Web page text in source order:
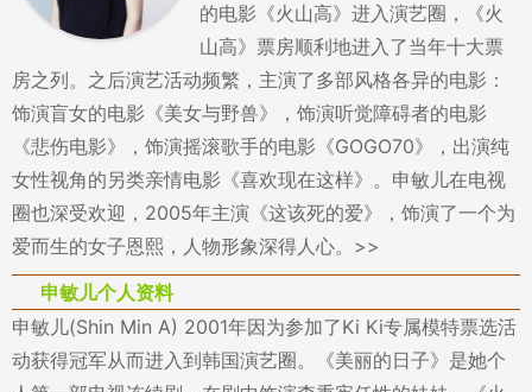
的电影《火山高》进入演艺圈，《火
山高》票房顺利地进入了当年十大票
房之列。之后演艺活动频繁，主演了多部风格各异的电影：
饰演盲女的电影《美女与野兽》，饰演听觉障碍者的电影
《悲伤电影》，饰演摇滚歌手的电影《GOGO70》，出演纯
女性视角的另类亲情电影《喜欢现在这样》。申敏儿在电视
圈也深受欢迎，2005年主演《这该死的爱》，饰演了一个为
爱而生的女子恩熙，人物形象深得人心。>>
申敏儿个人资料
申敏儿(Shin Min A) 2001年因为参加了Ki Ki专属模特票选活
动获得冠军从而进入到韩国演艺圈。《美丽的日子》是她个